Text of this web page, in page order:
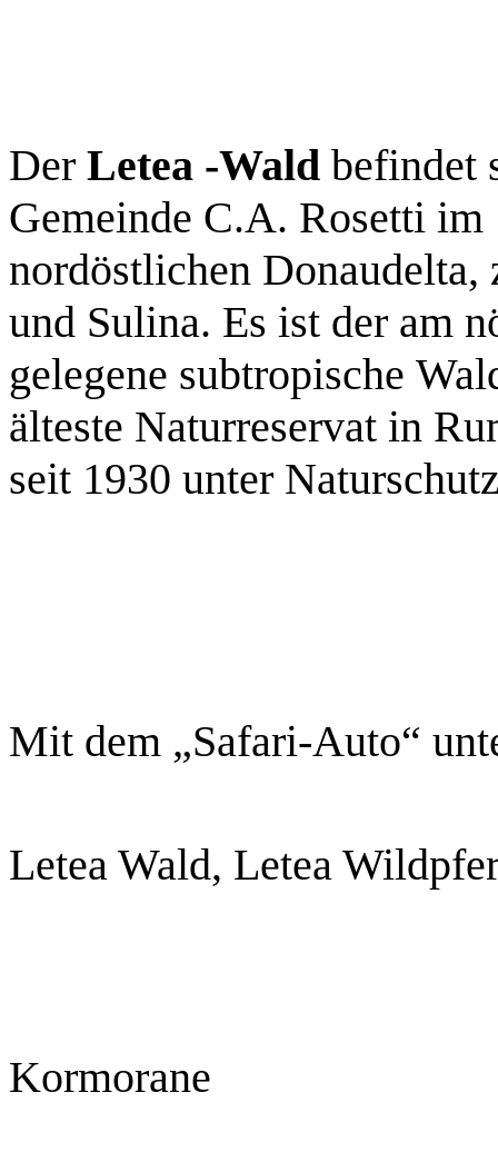
Der Letea -Wald befindet
Gemeinde C.A. Rosetti im
nordöstlichen
und Sulina. Es ist der am
gelegene subtropische
älteste Naturreservat in
seit 1930 unter
Mit dem „Safari-Auto“
Letea Wald, Letea
Kormorane